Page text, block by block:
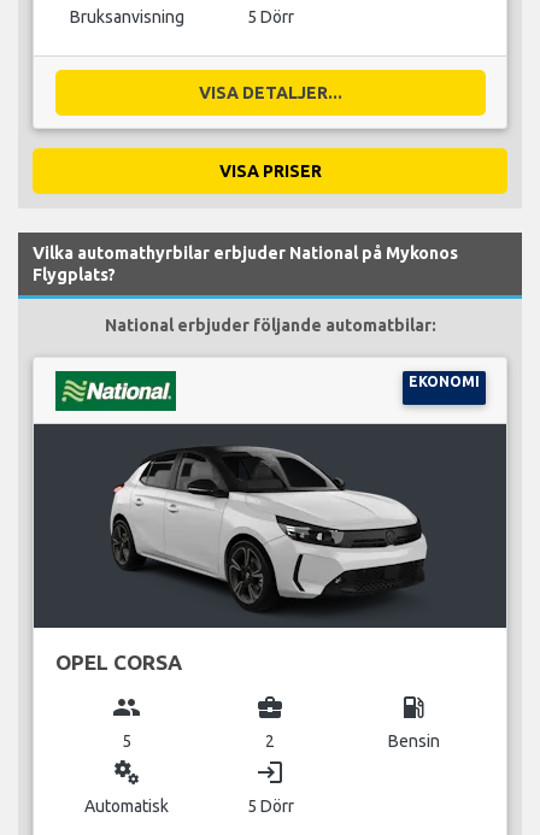
Bruksanvisning 5 Dörr
VISA DETALJER...
VISA PRISER
Vilka automathyrbilar erbjuder National på Mykonos
Flygplats?
National erbjuder följande automatbilar:
EKONOMI
OPEL CORSA
group
5
business_center
2
local_gas_station
Bensin
miscellaneous_services
Automatisk
login
5 Dörr